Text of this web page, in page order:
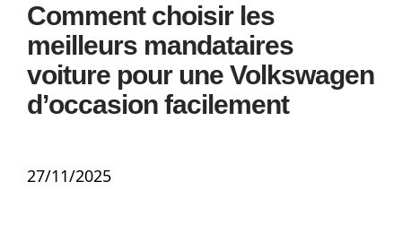
Comment choisir les
meilleurs mandataires
voiture pour une Volkswagen
d’occasion facilement
27/11/2025